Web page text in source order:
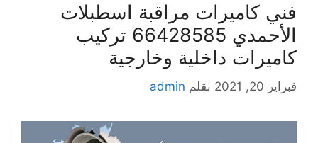
فني كاميرات مراقبة اسطبلات
الأحمدي 66428585 تركيب
كاميرات داخلية وخارجية
فبراير 20, 2021 بقلم admin